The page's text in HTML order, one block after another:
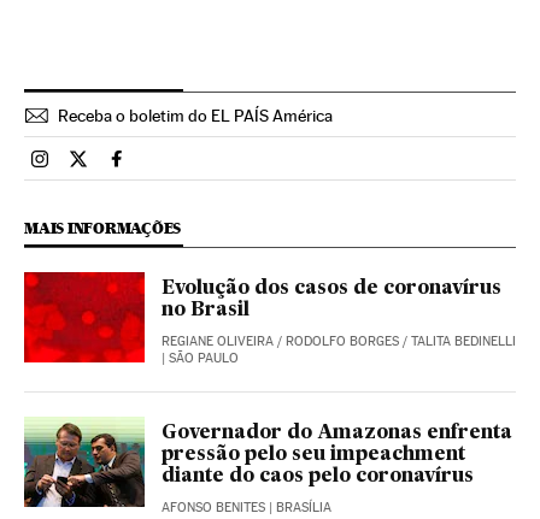
Receba o boletim do EL PAÍS América
Brasil El País Brasil en Instagram
Brasil El País Brasil en Twitter
Brasil El País Brasil en Facebook
MAIS INFORMAÇÕES
Evolução dos casos de coronavírus
no Brasil
REGIANE OLIVEIRA / RODOLFO BORGES / TALITA BEDINELLI
| SÃO PAULO
Governador do Amazonas enfrenta
pressão pelo seu impeachment
diante do caos pelo coronavírus
AFONSO BENITES | BRASÍLIA